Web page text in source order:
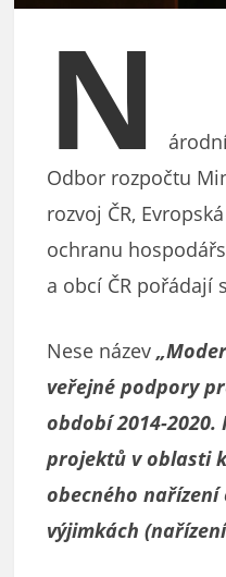
N
Odbor rozpočtu
rozvoj ČR,
ochranu
a obcí ČR pořádají
Nese název
veřejné podpory
období 2014-
projektů v oblasti
obecného nařízení
výjimkách